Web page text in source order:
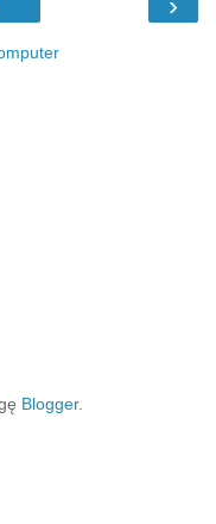
Blogger.